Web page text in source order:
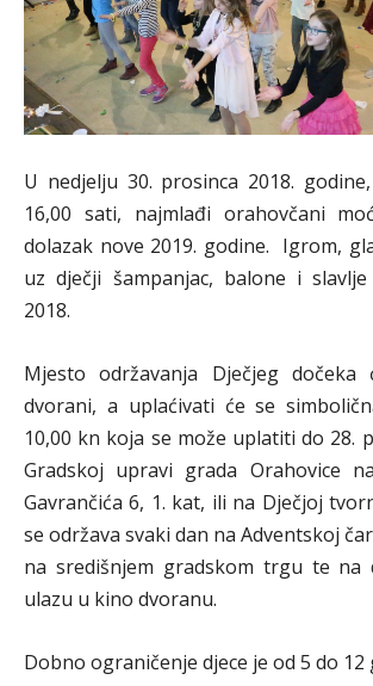
U nedjelju 30. prosinca 2018.
16,00 sati, najmlađi orahovčani
dolazak nove 2019. godine. Igrom,
uz dječji šampanjac, balone i
2018.
Mjesto održavanja Dječjeg
dvorani, a uplaćivati će se
10,00 kn koja se može uplatiti do 28.
Gradskoj upravi grada Orahovice
Gavrančića 6, 1. kat, ili na Dječjoj
se održava svaki dan na Adventskoj
na središnjem gradskom trgu te na
ulazu u kino dvoranu.
Dobno ograničenje djece je od 5 do 12